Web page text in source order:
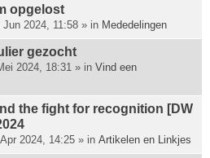
opgelost
Jun 2024, 11:58 » in Mededelingen
gezocht
2024, 18:31 » in Vind een
the fight for recognition [DW
2024, 14:25 » in Artikelen en Linkjes